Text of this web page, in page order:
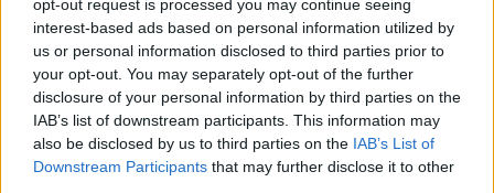
opt-out request is processed you may continue seeing
interest-based ads based on personal information utilized by
us or personal information disclosed to third parties prior to
your opt-out. You may separately opt-out of the further
disclosure of your personal information by third parties on the
IAB’s list of downstream participants. This information may
also be disclosed by us to third parties on the IAB’s List of
Downstream Participants that may further disclose it to other
Nous vous conseillons de réserver rapidement votre
place pour ces événements auprès de l'office de
Tourisme de Frontignan. Il n'y a que 130 places
disponibles pour chaque "emmuscade".
Infos pratiques: